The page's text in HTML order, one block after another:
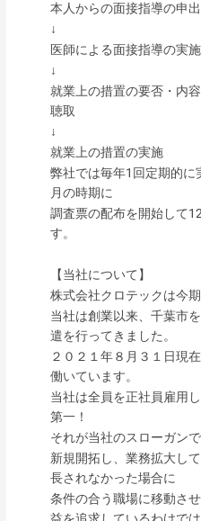
本人からの面接指導の申出
↓
医師による面接指導の実施
↓
就業上の措置の要否・内
聴取
↓
就業上の措置の実施
弊社では毎年1回定期的に
月の時期に
調査票の配布を開始して
す。
【当社について】
株式会社クロテックは今
当社は創業以来、千葉市
遣を行ってきました。
２０２１年８月３１日現
働いています。
当社は全員を正社員雇用
第一！
それが当社のスローガンで
新規開拓し、業務拡大し
長されなかった場合に
条件の合う職場に移動さ